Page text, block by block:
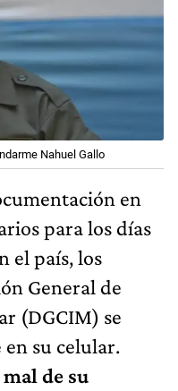
Nahuel Gallo
en
para los días
el país, los
General de
(DGCIM) se
su celular.
de su